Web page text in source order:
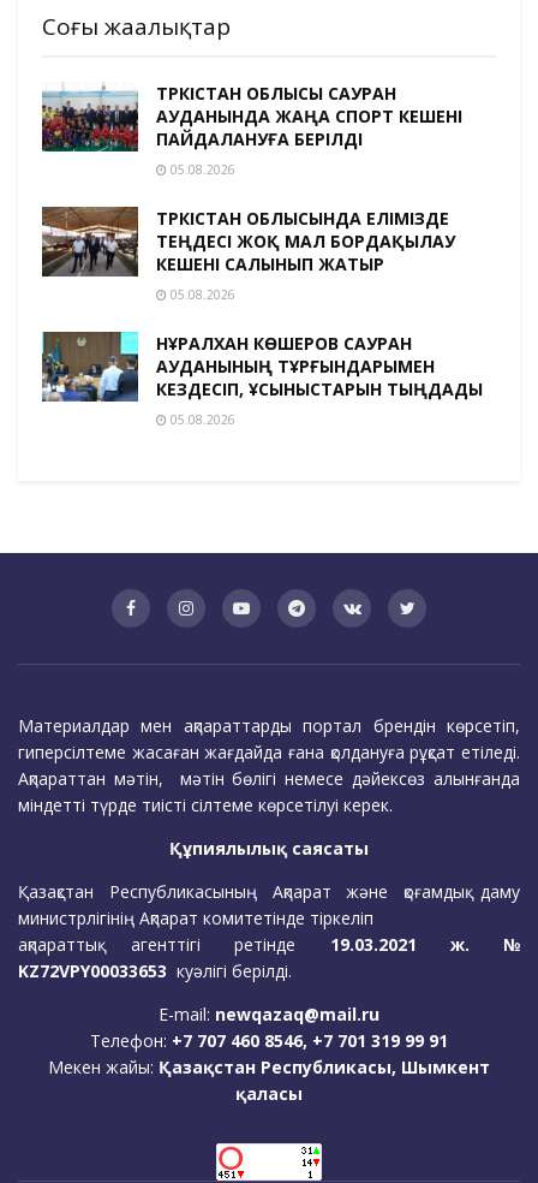
Соңғы жаңалықтар
ТҮРКІСТАН ОБЛЫСЫ САУРАН
АУДАНЫНДА ЖАҢА СПОРТ КЕШЕНІ
ПАЙДАЛАНУҒА БЕРІЛДІ
05.08.2026
ТҮРКІСТАН ОБЛЫСЫНДА ЕЛІМІЗДЕ
ТЕҢДЕСІ ЖОҚ МАЛ БОРДАҚЫЛАУ
КЕШЕНІ САЛЫНЫП ЖАТЫР
05.08.2026
НҰРАЛХАН КӨШЕРОВ САУРАН
АУДАНЫНЫҢ ТҰРҒЫНДАРЫМЕН
КЕЗДЕСІП, ҰСЫНЫСТАРЫН ТЫҢДАДЫ
05.08.2026
Материалдар мен ақпараттарды портал брендін көрсетіп,
гиперсілтеме жасаған жағдайда ғана қолдануға рұқсат етіледі.
Ақпараттан мәтін, мәтін бөлігі немесе дәйексөз алынғанда
міндетті түрде тиісті сілтеме көрсетілуі керек.
Құпиялылық саясаты
Қазақстан Республикасының Ақпарат және қоғамдық даму
министрлігінің Ақпарат комитетінде тіркеліп
ақпараттық агенттігі ретінде 19.03.2021 ж. №
KZ72VPY00033653 куәлігі берілді.
E-mail: newqazaq@mail.ru
Телефон: +7 707 460 8546, +7 701 319 99 91
Мекен жайы: Қазақстан Республикасы, Шымкент
қаласы